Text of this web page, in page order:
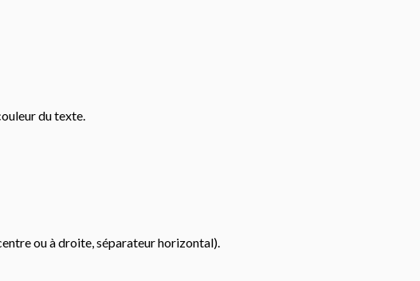
du texte.
ou à droite, séparateur horizontal).